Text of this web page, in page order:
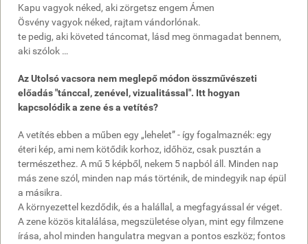
Kapu vagyok néked, aki zörgetsz engem Ámen
Ösvény vagyok néked, rajtam vándorlónak.
te pedig, aki követed táncomat, lásd meg önmagadat bennem,
aki szólok …
Az Utolsó vacsora nem meglepő módon összművészeti
előadás "tánccal, zenével, vizualitással". Itt hogyan
kapcsolódik a zene és a vetítés?
A vetítés ebben a műben egy „lehelet” - így fogalmaznék: egy
éteri kép, ami nem kötődik korhoz, időhöz, csak pusztán a
természethez. A mű 5 képből, nekem 5 napból áll. Minden nap
más zene szól, minden nap más történik, de mindegyik nap épül
a másikra.
A környezettel kezdődik, és a halállal, a megfagyással ér véget.
A zene közös kitalálása, megszületése olyan, mint egy filmzene
írása, ahol minden hangulatra megvan a pontos eszköz; fontos